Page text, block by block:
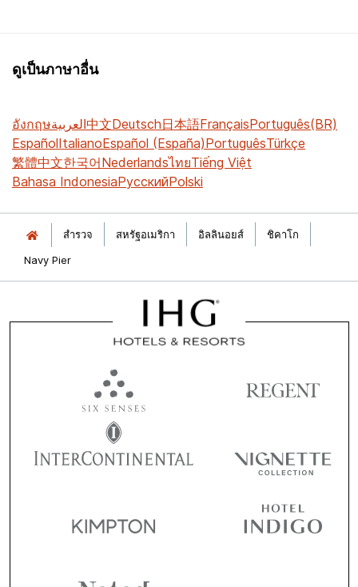
ดูเป็นภาษาอื่น
อังกฤษالعربية中文Deutsch日本語FrançaisPortuguês(BR)
EspañolItalianoEspañol (España)PortuguêsTürkçe
繁體中文한국어NederlandsไทยTiếng Việt
Bahasa IndonesiaРусскийPolski
สำรวจ สหรัฐอเมริกา อิลลินอยส์
ชิคาโก
Navy Pier